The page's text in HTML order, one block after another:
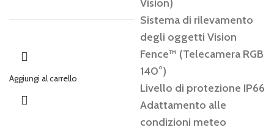
Aggiungi al carrello
Vision)
Sistema di rilevamento
degli oggetti Vision
Fence™️ (Telecamera RGB
140°)
Livello di protezione IP66
Adattamento alle
condizioni meteo